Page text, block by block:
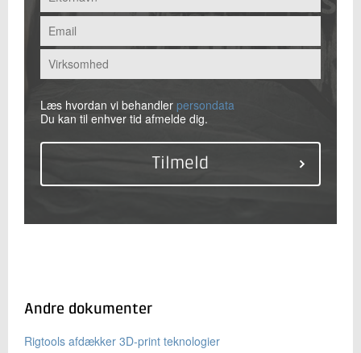
Læs hvordan vi behandler persondata
Du kan til enhver tid afmelde dig.
Andre dokumenter
Rigtools afdækker 3D-print teknologier